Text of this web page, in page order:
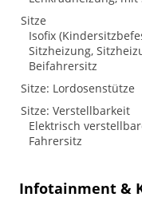
Sitze
Isofix
Sitzheizung,
Beifahrersitz
Sitze: Lordosenstütze
Sitze: Verstellbarkeit
Elektrisch
Fahrersitz
Infotainment &